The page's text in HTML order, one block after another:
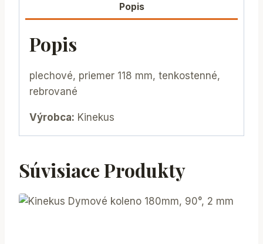
Popis
Popis
plechové, priemer 118 mm, tenkostenné,
rebrované
Výrobca: Kinekus
Súvisiace Produkty